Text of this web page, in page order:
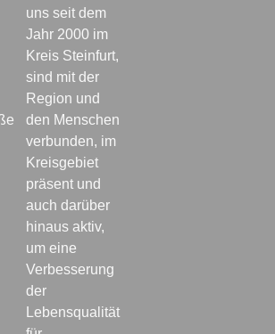
uns seit dem
Jahr 2000 im
Kreis Steinfurt,
sind mit der
Region und
den Menschen
verbunden, im
Kreisgebiet
präsent und
auch darüber
hinaus aktiv,
um eine
Verbesserung
der
Lebensqualität